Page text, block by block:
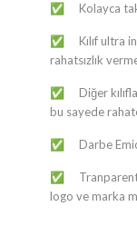
✅ Kolayca
✅ Kılıf ultra
rahatsızlık
✅ Diğer
bu sayede
✅ Darbe
✅ Tranparent
logo ve marka